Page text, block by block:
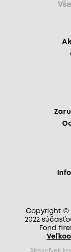
Copyright ©
2022
Fond
Akékoľvek